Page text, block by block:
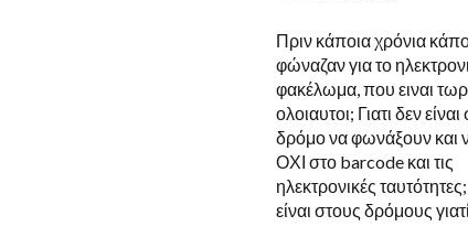
Πριν κάποια χρόνια
φώναζαν για το
φακέλωμα, που ειναι
ολοιαυτοι; Γιατι δεν
δρόμο να φωνάξουν και
ΟΧΙ στο barcode και τις
ηλεκτρονικές
είναι στους δρόμους